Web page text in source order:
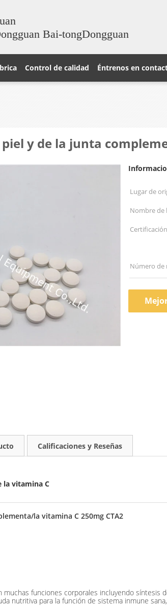
Bai-tongDongguan
Control de calidad Éntrenos en
y de la junta
Lugar de
Nombre de
Número de
Calificaciones y Reseñas
la vitamina C
la vitamina C 250mg CTA2
muchas funciones corporales incluyendo
nutritiva para la función de sistema inmune